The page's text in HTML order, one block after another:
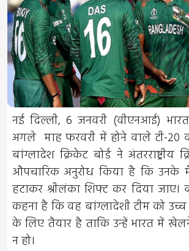
नई दिल्ली, 6 जनवरी (वीएनआई)
अगले माह फरवरी में होने वाले टी-20
बांग्लादेश क्रिकेट बोर्ड ने
औपचारिक अनुरोध किया है कि उनके
हटाकर श्रीलंका शिफ्ट कर दिया जाए।
कहना है कि वह बांग्लादेशी टीम को उच्च
के लिए तैयार है ताकि उन्हें भारत में
न हो।